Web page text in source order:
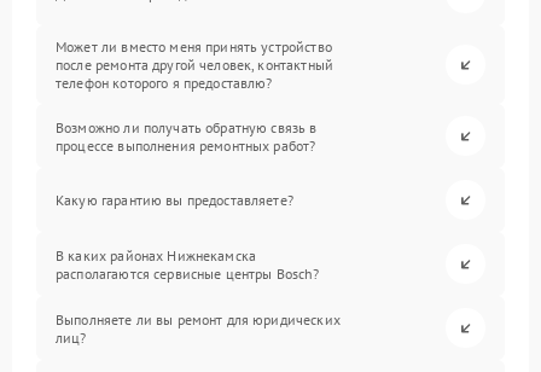
Может ли вместо меня принять устройство
после ремонта другой человек, контактный
телефон которого я предоставлю?
Возможно ли получать обратную связь в
процессе выполнения ремонтных работ?
Какую гарантию вы предоставляете?
В каких районах Нижнекамска
располагаются сервисные центры Bosch?
Выполняете ли вы ремонт для юридических
лиц?